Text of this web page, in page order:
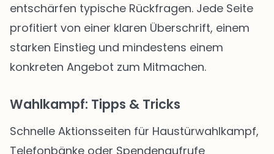
entschärfen typische Rückfragen. Jede Seite
profitiert von einer klaren Überschrift, einem
starken Einstieg und mindestens einem
konkreten Angebot zum Mitmachen.
Wahlkampf: Tipps & Tricks
Schnelle Aktionsseiten für Haustürwahlkampf,
Telefonbänke oder Spendenaufrufe